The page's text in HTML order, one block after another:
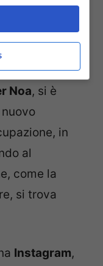
Bianca Atzei
un periodo
a casa
Noa, si è
in
al
come la
si trova
Instagram,